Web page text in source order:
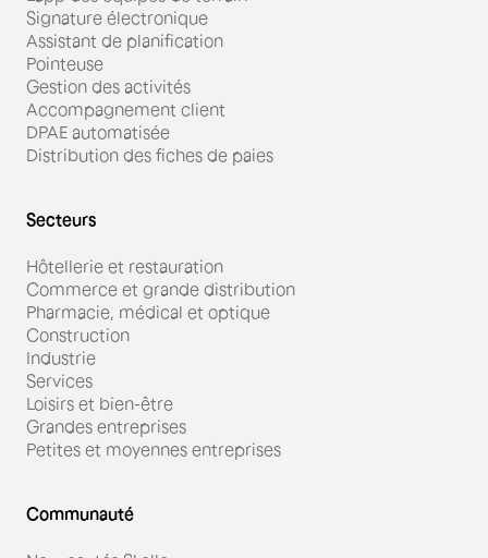
Signature électronique
Assistant de planification
Pointeuse
Gestion des activités
Accompagnement client
DPAE automatisée
Distribution des fiches de paies
Secteurs
Hôtellerie et restauration
Commerce et grande distribution
Pharmacie, médical et optique
Construction
Industrie
Services
Loisirs et bien-être
Grandes entreprises
Petites et moyennes entreprises
Communauté